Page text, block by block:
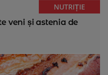
NUTRIȚIE
veni și astenia de